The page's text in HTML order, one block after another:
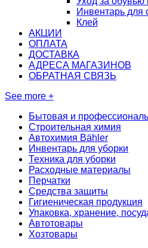
Инвентарь для
Клей
АКЦИИ
ОПЛАТА
ДОСТАВКА
АДРЕСА МАГАЗИНОВ
ОБРАТНАЯ СВЯЗЬ
See more +
Бытовая и
Строительная химия
Автохимия Bähler
Инвентарь для уборки
Техника для уборки
Расходные материалы
Перчатки
Средства защиты
Гигиеническая продукция
Упаковка, хранение,
Автотовары
Хозтовары